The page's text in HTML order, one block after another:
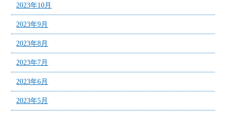
2023年10月
2023年9月
2023年8月
2023年7月
2023年6月
2023年5月